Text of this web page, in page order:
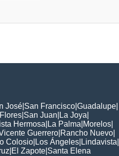
José San Francisco Guadalupe
San Juan La Joya
Hermosa La Palma Morelos
Guerrero Rancho Nuevo
Colosio Los Ángeles Lindavista
El Zapote Santa Elena